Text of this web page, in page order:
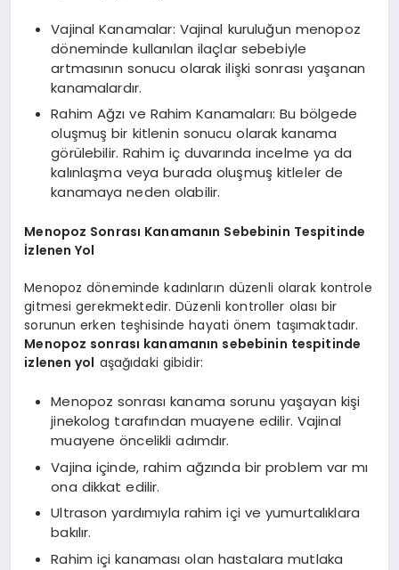
Vajinal Kanamalar: Vajinal kuruluğun menopoz
döneminde kullanılan ilaçlar sebebiyle
artmasının sonucu olarak ilişki sonrası yaşanan
kanamalardır.
Rahim Ağzı ve Rahim Kanamaları: Bu bölgede
oluşmuş bir kitlenin sonucu olarak kanama
görülebilir. Rahim iç duvarında incelme ya da
kalınlaşma veya burada oluşmuş kitleler de
kanamaya neden olabilir.
Menopoz Sonrası Kanamanın Sebebinin Tespitinde
İzlenen Yol
Menopoz döneminde kadınların düzenli olarak kontrole
gitmesi gerekmektedir. Düzenli kontroller olası bir
sorunun erken teşhisinde hayati önem taşımaktadır.
Menopoz sonrası kanamanın sebebinin tespitinde
izlenen yol aşağıdaki gibidir:
Menopoz sonrası kanama sorunu yaşayan kişi
jinekolog tarafından muayene edilir. Vajinal
muayene öncelikli adımdır.
Vajina içinde, rahim ağzında bir problem var mı
ona dikkat edilir.
Ultrason yardımıyla rahim içi ve yumurtalıklara
bakılır.
Rahim içi kanaması olan hastalara mutlaka